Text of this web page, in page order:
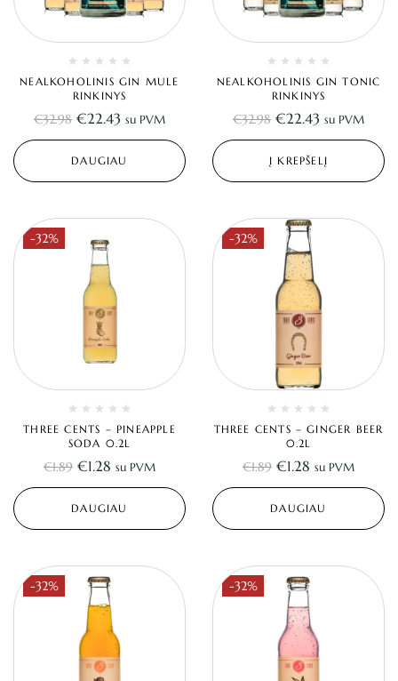
NEALKOHOLINIS GIN MULE
RINKINYS
€32.98 €22.43 su PVM
DAUGIAU
NEALKOHOLINIS GIN TONIC
RINKINYS
€32.98 €22.43 su PVM
Į KREPŠELĮ
-32%
THREE CENTS – PINEAPPLE
SODA 0.2L
€1.89 €1.28 su PVM
DAUGIAU
-32%
THREE CENTS – GINGER BEER
0.2L
€1.89 €1.28 su PVM
DAUGIAU
-32% -32%